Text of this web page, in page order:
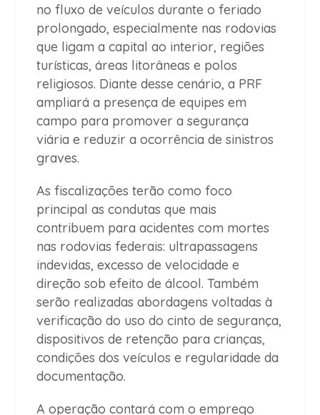
no fluxo de veículos durante o feriado
prolongado, especialmente nas rodovias
que ligam a capital ao interior, regiões
turísticas, áreas litorâneas e polos
religiosos. Diante desse cenário, a PRF
ampliará a presença de equipes em
campo para promover a segurança
viária e reduzir a ocorrência de sinistros
graves.
As fiscalizações terão como foco
principal as condutas que mais
contribuem para acidentes com mortes
nas rodovias federais: ultrapassagens
indevidas, excesso de velocidade e
direção sob efeito de álcool. Também
serão realizadas abordagens voltadas à
verificação do uso do cinto de segurança,
dispositivos de retenção para crianças,
condições dos veículos e regularidade da
documentação.
A operação contará com o emprego